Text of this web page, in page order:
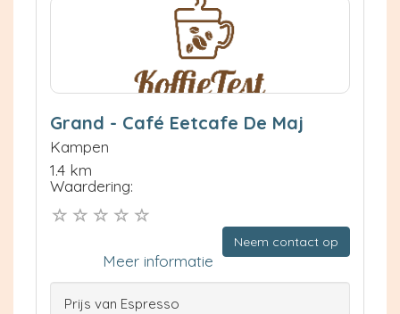
Grand - Café Eetcafe De Maj
Kampen
1.4 km
Waardering:
Neem contact op
Meer informatie
Prijs van Espresso